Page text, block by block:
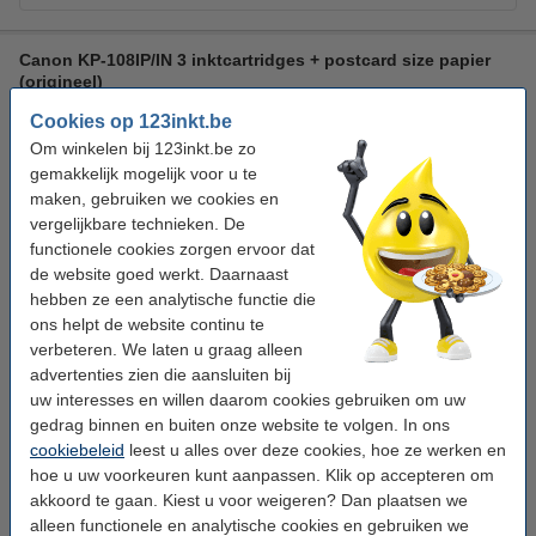
Cookies op 123inkt.be
Om winkelen bij 123inkt.be zo
gemakkelijk mogelijk voor u te
maken, gebruiken we cookies en
vergelijkbare technieken. De
functionele cookies zorgen ervoor dat
de website goed werkt. Daarnaast
hebben ze een analytische functie die
ons helpt de website continu te
verbeteren. We laten u graag alleen
advertenties zien die aansluiten bij
uw interesses en willen daarom cookies gebruiken om uw
gedrag binnen en buiten onze website te volgen. In ons
cookiebeleid leest u alles over deze cookies, hoe ze werken en
hoe u uw voorkeuren kunt aanpassen. Klik op accepteren om
akkoord te gaan. Kiest u voor weigeren? Dan plaatsen we
alleen functionele en analytische cookies en gebruiken we
Canon KP-108IP/IN 3 inktcartridges + postcard size papier
(origineel)
kleur 3115B001AA
Bekijk de specificaties en omschrijving
Direct leverbaar
Prijs per stuk
€ 8,83
€ 26,50 Bestellen
op uw inkt (zonder kwaliteitsverlies)!
Bespaar op uw afdrukkosten.
Canon KP-108IP/IN 3 inktcartridges + postcard size papier
(123inkt huismerk)
€ 19,50
Tip
Wij adviseren u om i.p.v. deze cartridge het 123inkt huismerk te